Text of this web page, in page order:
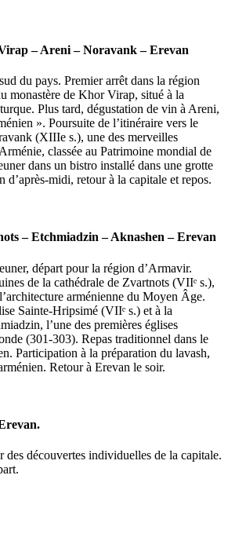
– Areni – Noravank – Erevan
du pays. Premier arrêt dans la région
monastère de Khor Virap, situé à la
Plus tard, dégustation de vin à Areni,
». Poursuite de l’itinéraire vers le
(XIIIe s.), une des merveilles
classée au Patrimoine mondial de
dans un bistro installé dans une grotte
d’après-midi, retour à la capitale et repos.
– Etchmiadzin – Aknashen – Erevan
départ pour la région d’Armavir.
de la cathédrale de Zvartnots (VIIᵉ s.),
arménienne du Moyen Âge.
Sainte-Hripsimé (VIIᵉ s.) et à la
l’une des premières églises
(301-303). Repas traditionnel dans le
Participation à la préparation du lavash,
Retour à Erevan le soir.
des découvertes individuelles de la capitale.